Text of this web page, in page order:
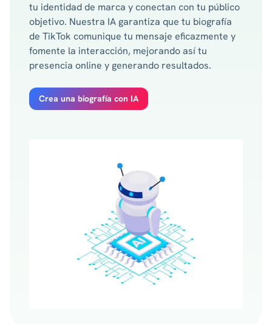
tu identidad de marca y conectan con tu público
objetivo. Nuestra IA garantiza que tu biografía
de TikTok comunique tu mensaje eficazmente y
fomente la interacción, mejorando así tu
presencia online y generando resultados.
Crea una biografía con IA